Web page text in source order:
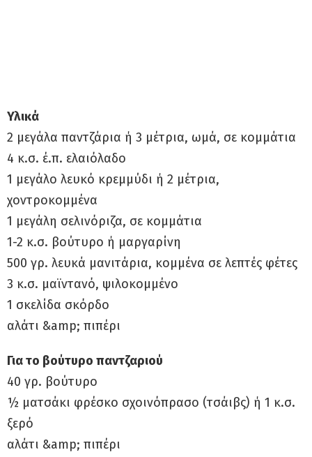
Υλικά
2 μεγάλα παντζάρια ή 3 μέτρια, ωμά, σε κομμάτια
4 κ.σ. έ.π. ελαιόλαδο
1 μεγάλο λευκό κρεμμύδι ή 2 μέτρια,
χοντροκομμένα
1 μεγάλη σελινόριζα, σε κομμάτια
1-2 κ.σ. βούτυρο ή μαργαρίνη
500 γρ. λευκά μανιτάρια, κομμένα σε λεπτές φέτες
3 κ.σ. μαϊντανό, ψιλοκομμένο
1 σκελίδα σκόρδο
αλάτι &amp; πιπέρι
Για το βούτυρο παντζαριού
40 γρ. βούτυρο
½ ματσάκι φρέσκο σχοινόπρασο (τσάιβς) ή 1 κ.σ.
ξερό
αλάτι &amp; πιπέρι